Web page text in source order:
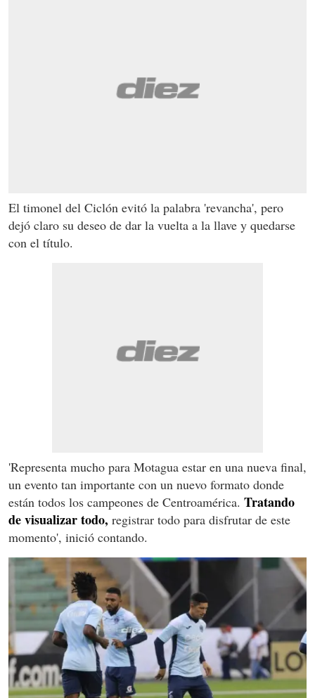
El timonel del Ciclón evitó la palabra 'revancha', pero
dejó claro su deseo de dar la vuelta a la llave y quedarse
con el título.
'Representa mucho para Motagua estar en una nueva final,
un evento tan importante con un nuevo formato donde
están todos los campeones de Centroamérica. Tratando
de visualizar todo, registrar todo para disfrutar de este
momento', inició contando.